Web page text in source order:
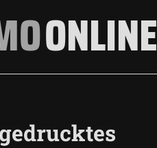
ONLINE